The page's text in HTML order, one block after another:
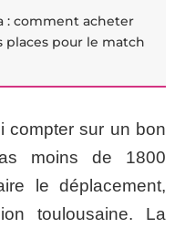
: comment acheter
places pour le match
compter sur un bon
moins de 1800
le déplacement,
toulousaine. La